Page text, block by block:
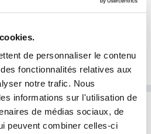
de personnaliser le contenu
fonctionnalités relatives aux
notre trafic. Nous
informations sur l'utilisation de
de médias sociaux, de
peuvent combiner celles-ci
panier Détails